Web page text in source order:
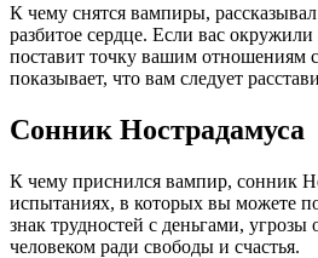
К чему снятся вампиры,
разбитое сердце. Если вас
поставит точку вашим отношениям
показывает, что вам следует
Сонник Нострадамуса
К чему приснился вампир, сонник
испытаниях, в которых вы можете
знак трудностей с деньгами,
человеком ради свободы и счастья.